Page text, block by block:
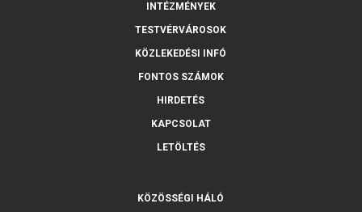
INTÉZMÉNYEK
TESTVÉRVÁROSOK
KÖZLEKEDÉSI INFÓ
FONTOS SZÁMOK
HIRDETÉS
KAPCSOLAT
LETÖLTÉS
KÖZÖSSÉGI HÁLÓ